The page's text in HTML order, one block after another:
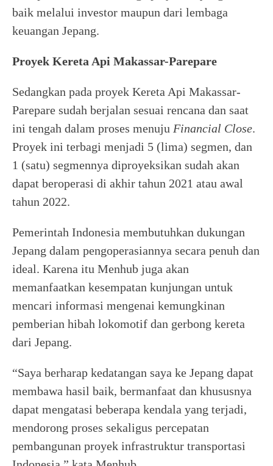
baik melalui investor maupun dari lembaga
keuangan Jepang.
Proyek Kereta Api Makassar-Parepare
Sedangkan pada proyek Kereta Api Makassar-
Parepare sudah berjalan sesuai rencana dan saat
ini tengah dalam proses menuju Financial Close.
Proyek ini terbagi menjadi 5 (lima) segmen, dan
1 (satu) segmennya diproyeksikan sudah akan
dapat beroperasi di akhir tahun 2021 atau awal
tahun 2022.
Pemerintah Indonesia membutuhkan dukungan
Jepang dalam pengoperasiannya secara penuh dan
ideal. Karena itu Menhub juga akan
memanfaatkan kesempatan kunjungan untuk
mencari informasi mengenai kemungkinan
pemberian hibah lokomotif dan gerbong kereta
dari Jepang.
“Saya berharap kedatangan saya ke Jepang dapat
membawa hasil baik, bermanfaat dan khususnya
dapat mengatasi beberapa kendala yang terjadi,
mendorong proses sekaligus percepatan
pembangunan proyek infrastruktur transportasi